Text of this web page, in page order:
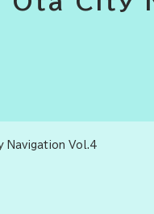
Navigation Vol.4